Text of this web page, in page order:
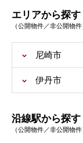
合わせください。
26/08/03
新着
仲介手数料30%OFF
くはお問い合わせ
新着
仲介手数料
エリアから探す
（公開物件／非公開物件
尼崎市
伊丹市
沿線駅から探す
（公開物件／非公開物件